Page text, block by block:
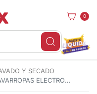
0
Y SECADO
ELECTROSTAR CONFORT SEMI 10.5KG C/S BL/T GRAF.